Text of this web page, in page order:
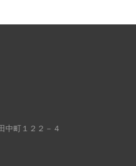
中町１２２－４